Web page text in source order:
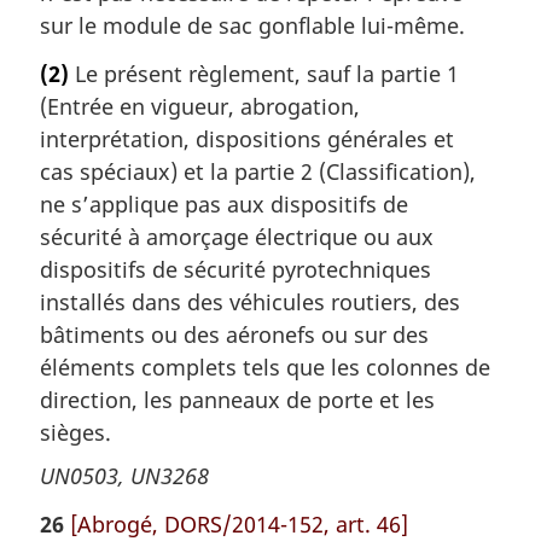
sur le module de sac gonflable lui-même.
(2) Le présent règlement, sauf la partie 1
(Entrée en vigueur, abrogation,
interprétation, dispositions générales et
cas spéciaux) et la partie 2 (Classification),
ne s’applique pas aux dispositifs de
sécurité à amorçage électrique ou aux
dispositifs de sécurité pyrotechniques
installés dans des véhicules routiers, des
bâtiments ou des aéronefs ou sur des
éléments complets tels que les colonnes de
direction, les panneaux de porte et les
sièges.
UN0503, UN3268
26 [Abrogé, DORS/2014-152, art. 46]